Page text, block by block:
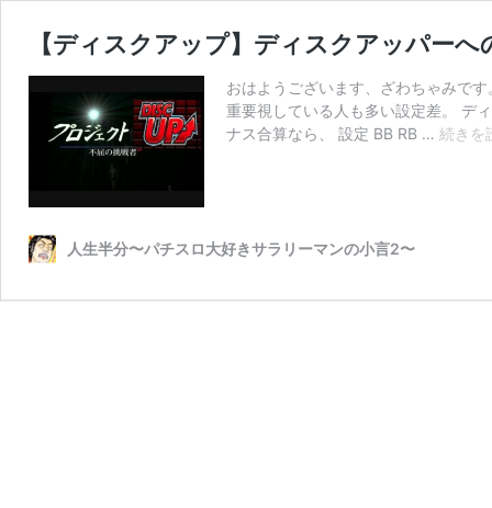
【ディスクアップ】ディスクアッパーへ
おはようございます、ざわちゃみで
重要視している人も多い設定差。 デ
ナス合算なら、 設定 BB RB … 続きを
人生半分〜パチスロ大好きサラリーマンの小言2〜